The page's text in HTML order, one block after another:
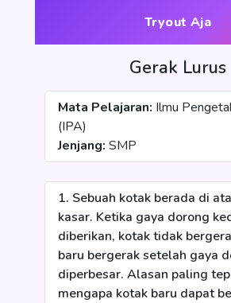
Tryout Aja
Gerak Lurus
Mata Pelajaran: Ilmu
(IPA)
Jenjang: SMP
1. Sebuah kotak berada di
kasar. Ketika gaya dorong
diberikan, kotak tidak
baru bergerak setelah gaya
diperbesar. Alasan paling
mengapa kotak baru dapat